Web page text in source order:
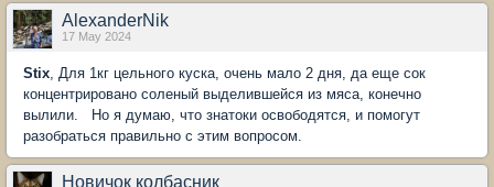
AlexanderNik
17 May 2024
Stix , Для 1кг цельного куска, очень мало 2 дня, да еще сок
концентрировано соленый выделившейся из мяса, конечно
вылили. Но я думаю, что знатоки освободятся, и помогут
разобраться правильно с этим вопросом.
Новичок колбасник